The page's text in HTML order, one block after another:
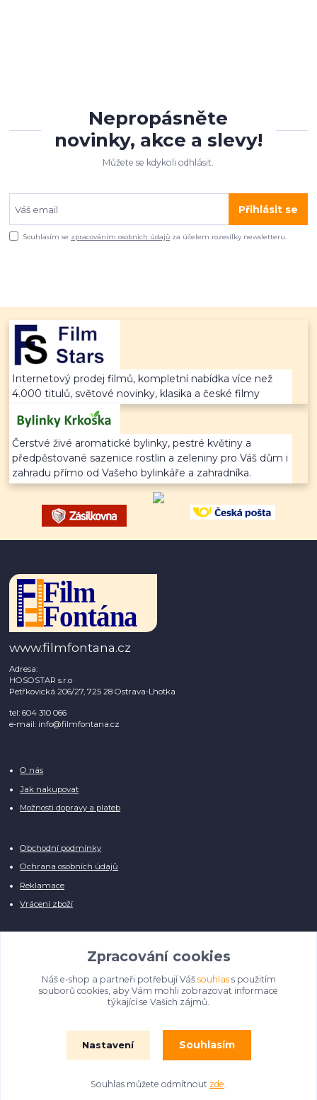
Nepropásněte
novinky, akce a slevy!
Můžete se kdykoli odhlásit.
Přihlásit se
Souhlasím se zpracováním osobních údajů za účelem rozesílky newsletteru.
Internetový prodej filmů, kompletní nabídka více než
4.000 titulů, světové novinky, klasika a české filmy
Čerstvé živé aromatické bylinky, pestré květiny a
předpěstované sazenice rostlin a zeleniny pro Váš dům i
zahradu přímo od Vašeho bylinkáře a zahradníka.
www.filmfontana.cz
Adresa:
HOSOSTAR s.r.o
Petřkovická 206/27, 725 28 Ostrava-Lhotka
tel: 604 310 066
e-mail: info@filmfontana.cz
O nás
Jak nakupovat
Možnosti dopravy a plateb
Obchodní podmínky
Ochrana osobních údajů
Reklamace
Vrácení zboží
Manuálně pro Vás kontrolujeme každý produkt, přesto se může stát, že u
několika z nich je vyobrazen pouze obrázek informativního charakteru.
Omlouváme se, na úpravě databáze pilně pracujeme.
Vytvořeno na
Eshop-rychle.cz
Zpracování cookies
Náš e-shop a partneři potřebují Váš souhlass použitím
souborů cookies, aby Vám mohli zobrazovat informace
týkající se Vašich zájmů.
Nastavení Souhlasím
Souhlas můžete odmítnout zde